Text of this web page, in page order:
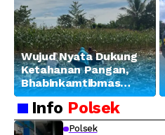
Wujud Nyata Dukung
Ketahanan Pangan,
Bhabinkamtibmas
Banjar Ausoy Turun
Langsung Bantu
Warga Panen Jagung
Info Polsek
Polsek